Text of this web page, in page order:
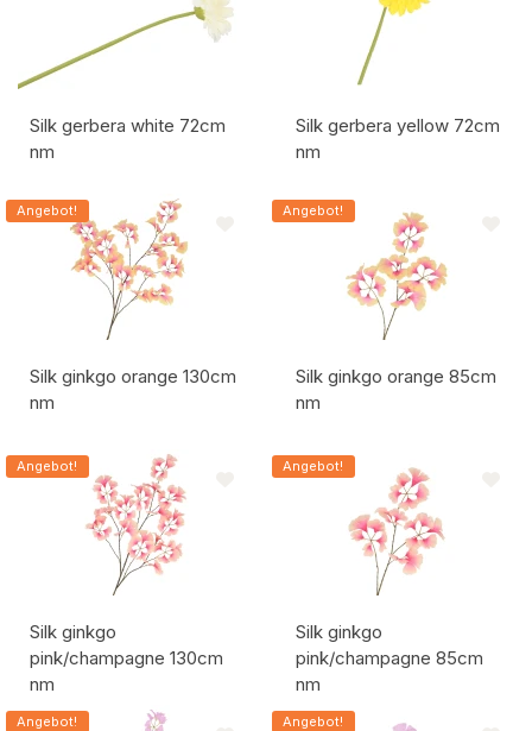
Silk gerbera white 72cm
nm
Artikelcode:
Silk gerbera yellow 72cm
nm
Artikelcode:
Angebot!
Silk ginkgo orange 130cm
nm
Artikelcode:
Angebot!
Silk ginkgo orange 85cm
nm
Artikelcode:
Angebot!
Silk ginkgo
pink/champagne 130cm
nm
Artikelcode:
Angebot!
Silk ginkgo
pink/champagne 85cm
nm
Artikelcode:
Angebot! Angebot!